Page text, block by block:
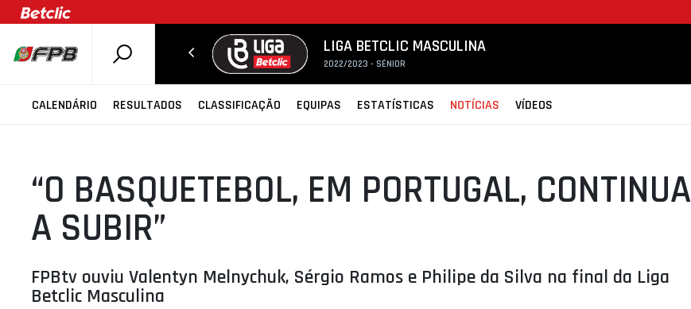
LIGA BETCLIC MASCULINA
2022/2023 - SÉNIOR
CALENDÁRIO RESULTADOS CLASSIFICAÇÃO EQUIPAS ESTATÍSTICAS NOTÍCIAS VÍDEOS
SOBRE A FPB
COMPETIÇÕES
ASSOCIAÇÕES
CLUBES
AGENTES
AGENDA
“O BASQUETEBOL, EM PORTUGAL, CONTINUA
A SUBIR”
FPBtv ouviu Valentyn Melnychuk, Sérgio Ramos e Philipe da Silva na final da Liga
Betclic Masculina